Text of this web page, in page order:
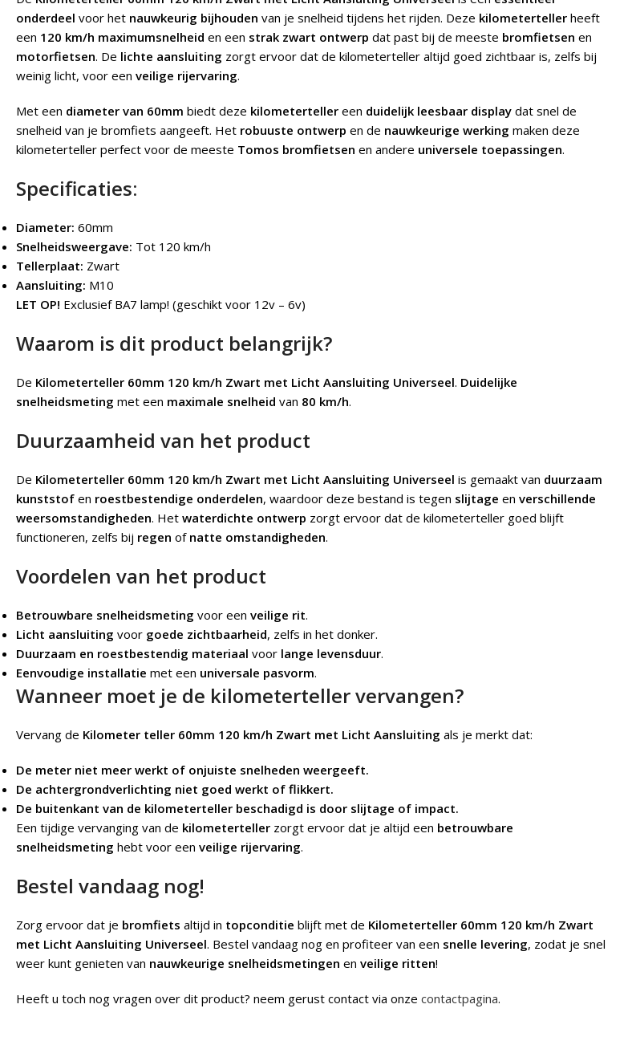
onderdeel voor het nauwkeurig bijhouden van je snelheid tijdens het rijden. Deze kilometerteller heeft
een 120 km/h maximumsnelheid en een strak zwart ontwerp dat past bij de meeste bromfietsen en
motorfietsen. De lichte aansluiting zorgt ervoor dat de kilometerteller altijd goed zichtbaar is, zelfs bij
weinig licht, voor een veilige rijervaring.
Met een diameter van 60mm biedt deze kilometerteller een duidelijk leesbaar display dat snel de
snelheid van je bromfiets aangeeft. Het robuuste ontwerp en de nauwkeurige werking maken deze
kilometerteller perfect voor de meeste Tomos bromfietsen en andere universele toepassingen.
Specificaties:
Diameter: 60mm
Snelheidsweergave: Tot 120 km/h
Tellerplaat: Zwart
Aansluiting: M10
LET OP! Exclusief BA7 lamp! (geschikt voor 12v – 6v)
Waarom is dit product belangrijk?
De Kilometerteller 60mm 120 km/h Zwart met Licht Aansluiting Universeel. Duidelijke
snelheidsmeting met een maximale snelheid van 80 km/h.
Duurzaamheid van het product
De Kilometerteller 60mm 120 km/h Zwart met Licht Aansluiting Universeel is gemaakt van duurzaam
kunststof en roestbestendige onderdelen, waardoor deze bestand is tegen slijtage en verschillende
weersomstandigheden. Het waterdichte ontwerp zorgt ervoor dat de kilometerteller goed blijft
functioneren, zelfs bij regen of natte omstandigheden.
Voordelen van het product
Betrouwbare snelheidsmeting voor een veilige rit.
Licht aansluiting voor goede zichtbaarheid, zelfs in het donker.
Duurzaam en roestbestendig materiaal voor lange levensduur.
Eenvoudige installatie met een universale pasvorm.
Wanneer moet je de kilometerteller vervangen?
Vervang de Kilometer teller 60mm 120 km/h Zwart met Licht Aansluiting als je merkt dat:
De meter niet meer werkt of onjuiste snelheden weergeeft.
De achtergrondverlichting niet goed werkt of flikkert.
De buitenkant van de kilometerteller beschadigd is door slijtage of impact.
Een tijdige vervanging van de kilometerteller zorgt ervoor dat je altijd een betrouwbare
snelheidsmeting hebt voor een veilige rijervaring.
Bestel vandaag nog!
Zorg ervoor dat je bromfiets altijd in topconditie blijft met de Kilometerteller 60mm 120 km/h Zwart
met Licht Aansluiting Universeel. Bestel vandaag nog en profiteer van een snelle levering, zodat je snel
weer kunt genieten van nauwkeurige snelheidsmetingen en veilige ritten!
Heeft u toch nog vragen over dit product? neem gerust contact via onze contactpagina.